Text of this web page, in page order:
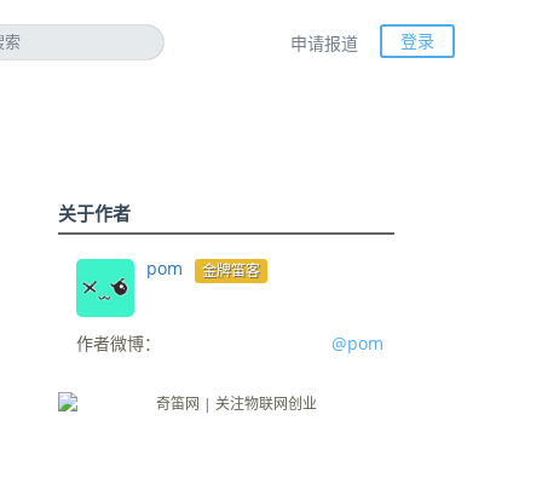
申请报道 登录
关于作者
pom 金牌笛客
作者微博： @pom